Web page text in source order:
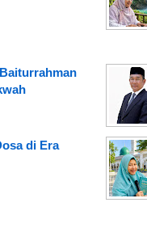
di Era